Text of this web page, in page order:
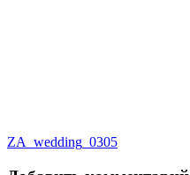
Навигация
по
ZA_wedding_0305